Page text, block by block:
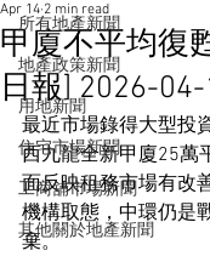
所有地產新聞
地產政策新聞
用地新聞
住宅市場新聞
工商舖市場新聞
其他關於地產新聞
甲廈不平均復
日報] 2026-
Apr 14 2 min read
最近市場錄得大型投
西九龍全新甲廈25萬
面反映租務市場有改
機構取態，中環仍是
棄。